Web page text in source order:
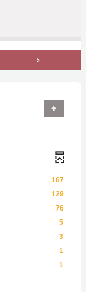
167
129
76
5
3
1
1